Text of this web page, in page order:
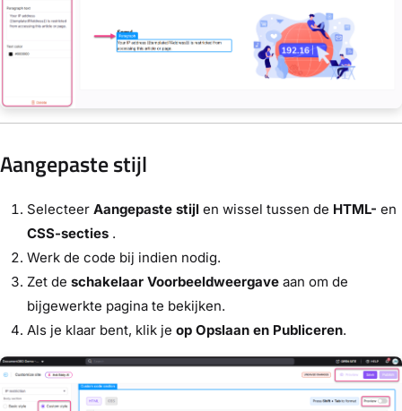
Aangepaste stijl
Selecteer Aangepaste stijl en wissel tussen de HTML- en
CSS-secties .
Werk de code bij indien nodig.
Zet de schakelaar Voorbeeldweergave aan om de
bijgewerkte pagina te bekijken.
Als je klaar bent, klik je op Opslaan en Publiceren.